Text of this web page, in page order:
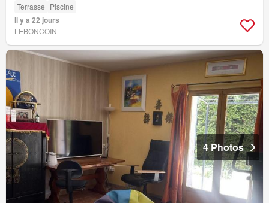
Terrasse Piscine
Il y a 22 jours
LEBONCOIN
4 Photos